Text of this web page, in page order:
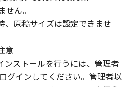
ることなしに、「本ソフ
たは一部を、直接または間
ません。
せん。
、原稿サイズは設定できませ
意
ンストールを行うには、管理者
グインしてください。管理者以